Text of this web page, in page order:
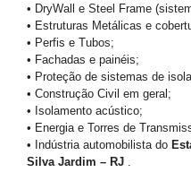
• DryWall e Steel Frame
• Estruturas Metálicas e
• Perfis e Tubos;
• Fachadas e painéis;
• Proteção de sistemas de
• Construção Civil em geral;
• Isolamento acústico;
• Energia e Torres de
• Indústria automobilista do
Silva Jardim – RJ